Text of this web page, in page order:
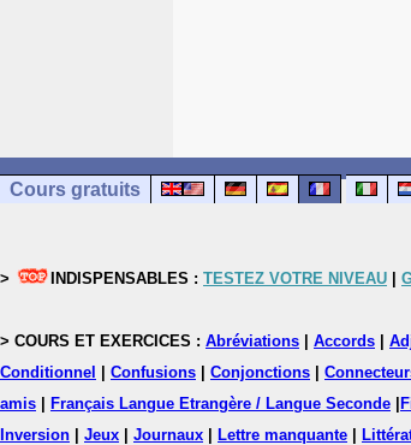
Cours gratuits
> INDISPENSABLES : TESTEZ VOTRE NIVEAU
> COURS ET EXERCICES : Abréviations Accords
Conditionnel
Confusions Conjonctions
amis
Français Langue Etrangère / Langue Seconde
Inversion
Jeux Journaux Lettre manquante